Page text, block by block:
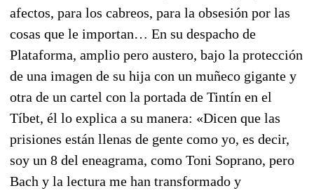
afectos, para los cabreos, para la obsesión por las
cosas que le importan… En su despacho de
Plataforma, amplio pero austero, bajo la protección
de una imagen de su hija con un muñeco gigante y
otra de un cartel con la portada de Tintín en el
Tíbet, él lo explica a su manera: «Dicen que las
prisiones están llenas de gente como yo, es decir,
soy un 8 del eneagrama, como Toni Soprano, pero
Bach y la lectura me han transformado y